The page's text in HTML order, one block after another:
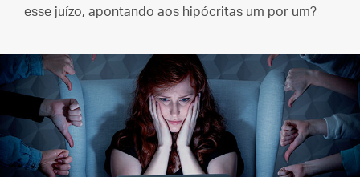
esse juízo, apontando aos hipócritas um por um?